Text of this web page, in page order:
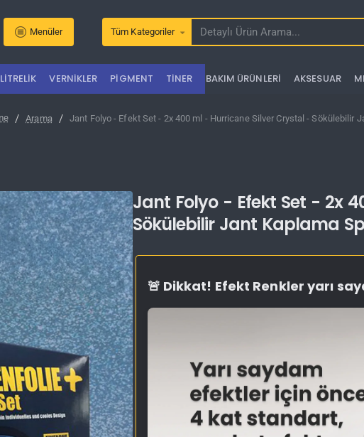
Menüler Tüm Kategoriler
Detaylı
Arama...
LITRELIK VERNIKLER PIGMENT TINER BAKIM ÜRÜNLERI AKSESUAR
Arama Jant Folyo - Efekt Set - 2x 400 ml - Hurricane Silver Crystal - Sökülebilir
Jant Folyo - Efekt Set - 2x
Sökülebilir Jant Kaplama
🚨 Dikkat! Efekt Renkler yarı